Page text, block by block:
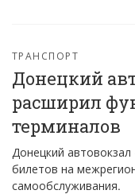
ТРАНСПОРТ
Донецкий
расширил
терминалов
Донецкий
билетов на
самообслуживания.